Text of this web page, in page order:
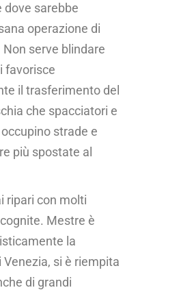
dove sarebbe
operazione di
serve blindare
favorisce
il trasferimento del
che spacciatori e
strade e
più spostate al
ripari con molti
Mestre è
la
si è riempita
di grandi